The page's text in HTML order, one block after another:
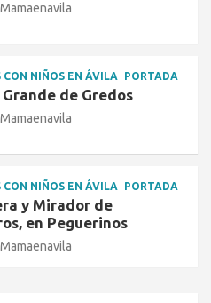
Mamaenavila
CON NIÑOS EN ÁVILA PORTADA
de Gredos
Mamaenavila
CON NIÑOS EN ÁVILA PORTADA
y Mirador de
en Peguerinos
Mamaenavila